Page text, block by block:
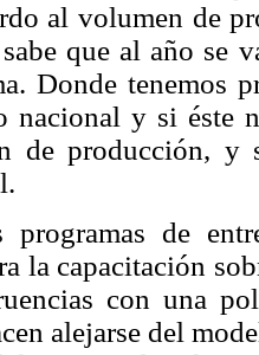
al volumen de
que al año se
Donde tenemos
nacional y si éste
de producción, y
de
la capacitación
con una
alejarse del